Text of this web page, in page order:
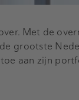
Met de
grootste
aan zijn